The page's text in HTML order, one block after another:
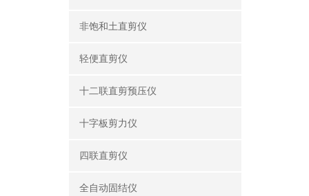
非饱和土直剪仪
轻便直剪仪
十二联直剪预压仪
十字板剪力仪
四联直剪仪
全自动固结仪